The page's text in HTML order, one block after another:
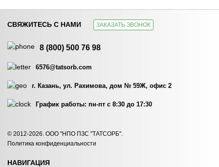
СИЛИК 19-В
ЗАКАЗАТЬ
СИЛИК 19-В
ЗАКАЗАТЬ
СВЯЖИТЕСЬ С НАМИ ЗАКАЗАТЬ ЗВОНОК
8 (800) 500 76 98
6576@tatsorb.com
г. Казань, ул. Рахимова, дом № 59Ж, офис 2
График работы: пн-пт с 8:30 до 17:30
© 2012-2026. ООО "НПО ПЗС "ТАТСОРБ".
Политика конфиденциальности
НАВИГАЦИЯ